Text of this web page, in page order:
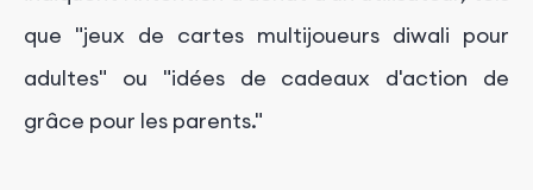
que "jeux de cartes multijoueurs diwali pour
adultes" ou "idées de cadeaux d'action de
grâce pour les parents."